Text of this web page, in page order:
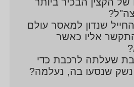
שנדון למאסר עולם
אליו כאשר
שעלתה לרכבת כדי
נשק שנסעו בה, נעלמה?